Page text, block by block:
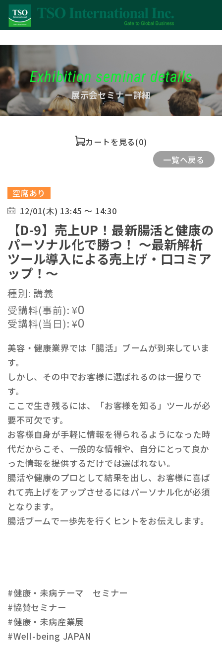
Exhibition seminar details
展示会セミナー詳細
カートを見る(0)
一覧へ戻る
空席あり
12/01(木) 13:45 ～ 14:30
【D-9】売上UP！最新腸活と健康の
パーソナル化で勝つ！ ～最新解析
ツール導入による売上げ・口コミア
ップ！～
種別: 講義
受講料(事前):¥0
受講料(当日):¥0
美容・健康業界では「腸活」ブームが到来していま
す。
しかし、その中でお客様に選ばれるのは一握りで
す。
ここで生き残るには、「お客様を知る」ツールが必
要不可欠です。
お客様自身が手軽に情報を得られるようになった時
代だからこそ、一般的な情報や、自分にとって良か
った情報を提供するだけでは選ばれない。
腸活や健康のプロとして結果を出し、お客様に喜ば
れて売上げをアップさせるにはパーソナル化が必須
となります。
腸活ブームで一歩先を行くヒントをお伝えします。
#健康・未病テーマ セミナー
#協賛セミナー
#健康・未病産業展
#Well-being JAPAN